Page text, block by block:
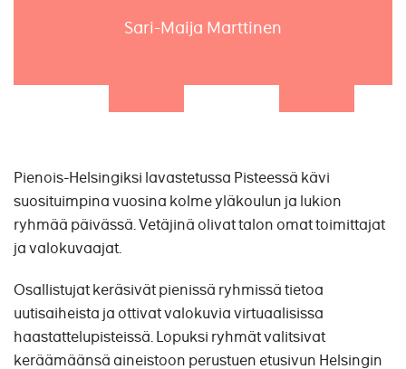
Sari-Maija Marttinen
Pienois-Helsingiksi lavastetussa Pisteessä kävi
suosituimpina vuosina kolme yläkoulun ja lukion
ryhmää päivässä. Vetäjinä olivat talon omat toimittajat
ja valokuvaajat.
Osallistujat keräsivät pienissä ryhmissä tietoa
uutisaiheista ja ottivat valokuvia virtuaalisissa
haastattelupisteissä. Lopuksi ryhmät valitsivat
keräämäänsä aineistoon perustuen etusivun Helsingin